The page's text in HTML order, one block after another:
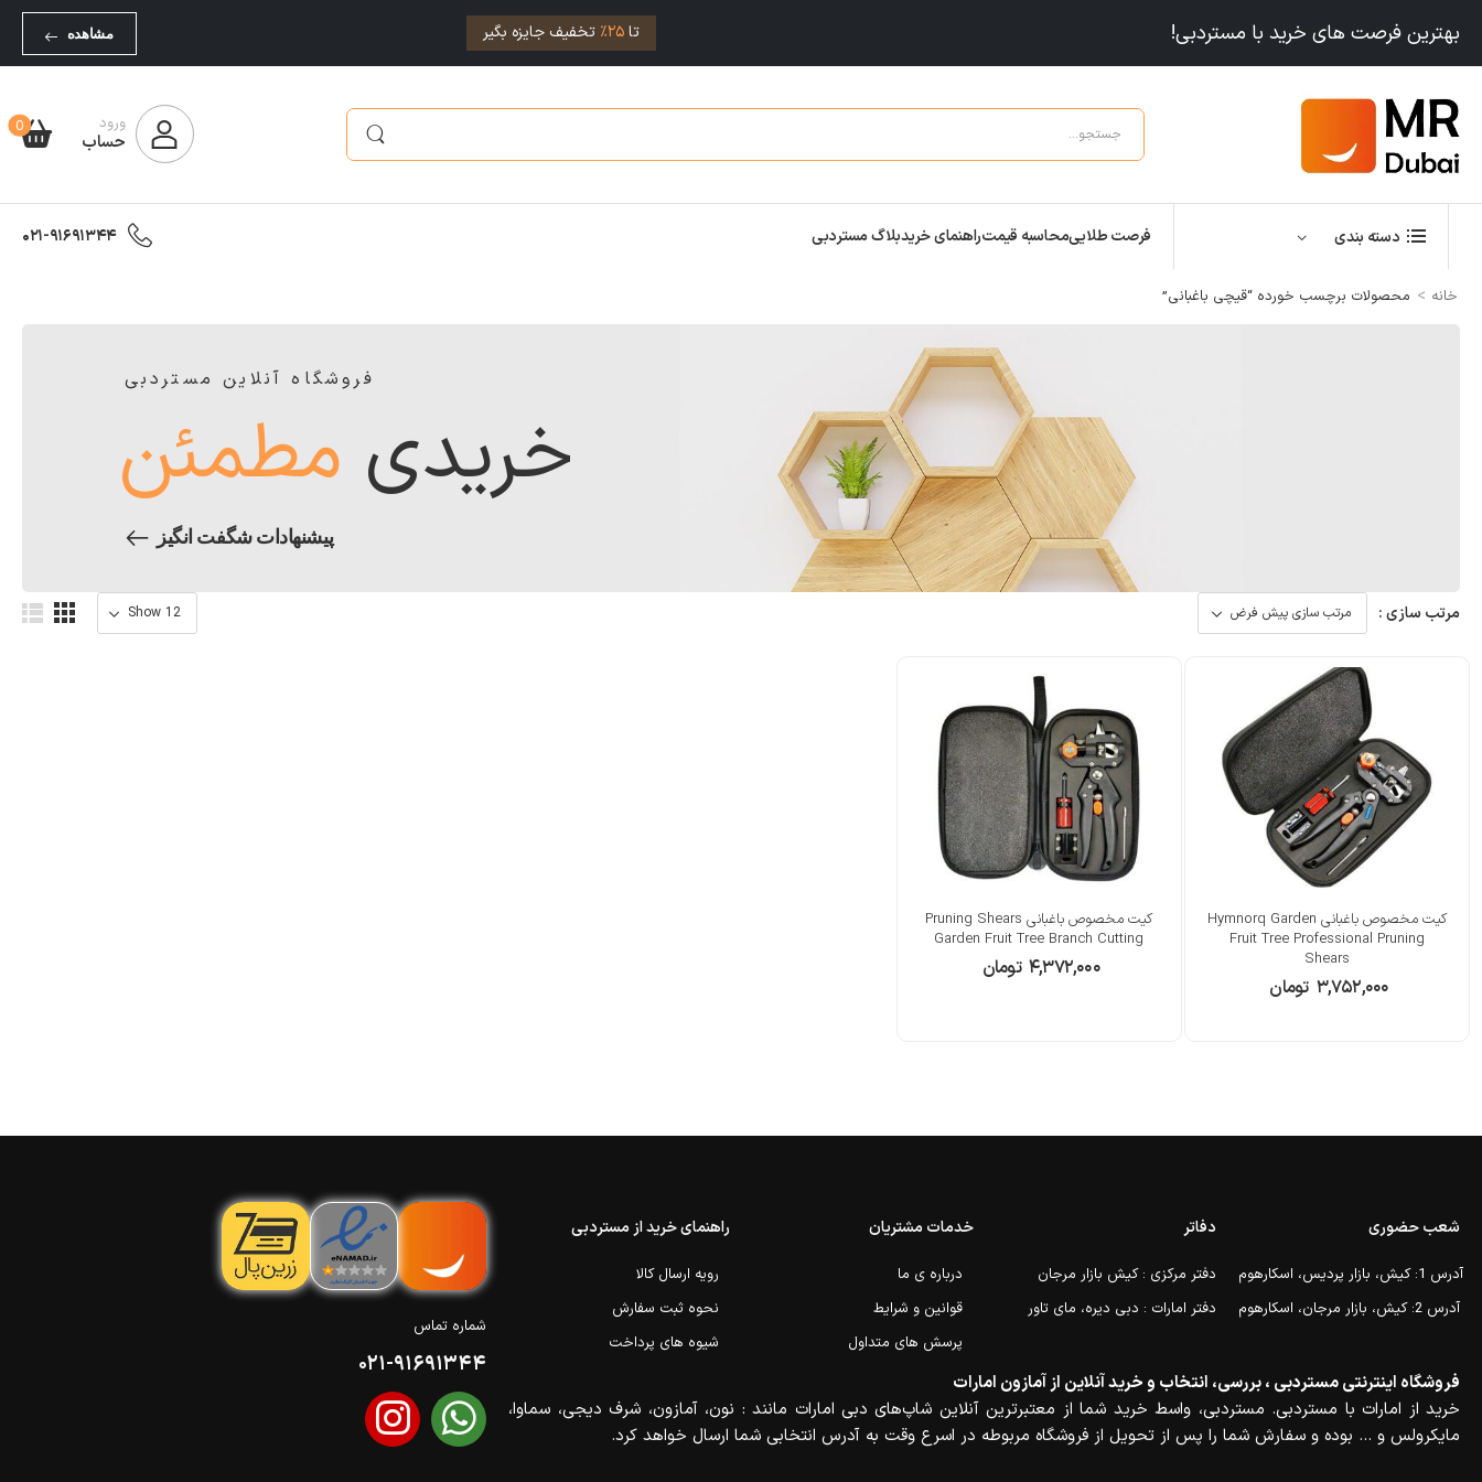
بهترین فرصت های خرید با مستردبی! تا25% تخفیف جایزه بگیر مشاهده
ورود
حساب
0
دسته بندی فرصت طلاییمحاسبه قیمتراهنمای خریدبلاگ مستردبی 021-91691344
خانه > محصولات برچسب خورده “قیچی باغبانی”
فروشگاه آنلاین مستردبی
خریدی مطمئن
پیشنهادات شگفت انگیز
مرتب سازی :
کیت مخصوص باغبانی Hymnorq Garden
Fruit Tree Professional Pruning
Shears
۳,۷۵۲,۰۰۰ تومان
کیت مخصوص باغبانی Pruning Shears
Garden Fruit Tree Branch Cutting
۴,۳۷۲,۰۰۰ تومان
شماره تماس
021-91691344
راهنمای خرید از مستردبی
رویه ارسال کالا
نحوه ثبت سفارش
شیوه های پرداخت
خدمات مشتریان
درباره ی ما
قوانین و شرایط
پرسش های متداول
دفاتر
دفتر مرکزی : کیش بازار مرجان
دفتر امارات : دبی دیره، مای تاور
شعب حضوری
آدرس 1: کیش، بازار پردیس، اسکارهوم
آدرس 2: کیش، بازار مرجان، اسکارهوم
فروشگاه اینترنتی مستردبی ، بررسی، انتخاب و خرید آنلاین از آمازون امارات
خرید از امارات با مستردبی. مستردبی، واسط خرید شما از معتبرترین آنلاین شاپ‌های دبی امارات مانند : نون، آمازون، شرف دیجی، سماوا،
مایکرولس و … بوده و سفارش شما را پس از تحویل از فروشگاه مربوطه در اسرع وقت به آدرس انتخابی شما ارسال خواهد کرد.